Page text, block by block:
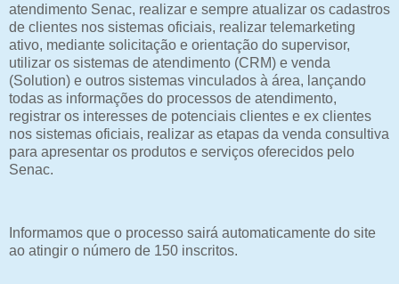
atendimento Senac, realizar e sempre atualizar os cadastros
de clientes nos sistemas oficiais, realizar telemarketing
ativo, mediante solicitação e orientação do supervisor,
utilizar os sistemas de atendimento (CRM) e venda
(Solution) e outros sistemas vinculados à área, lançando
todas as informações do processos de atendimento,
registrar os interesses de potenciais clientes e ex clientes
nos sistemas oficiais, realizar as etapas da venda consultiva
para apresentar os produtos e serviços oferecidos pelo
Senac.
Informamos que o processo sairá automaticamente do site
ao atingir o número de 150 inscritos.